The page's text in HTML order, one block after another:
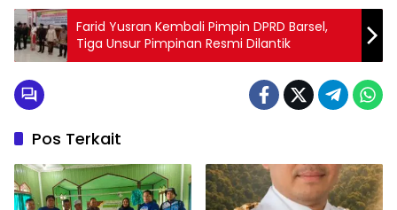
Farid Yusran Kembali Pimpin DPRD Barsel,
Tiga Unsur Pimpinan Resmi Dilantik
Pos Terkait